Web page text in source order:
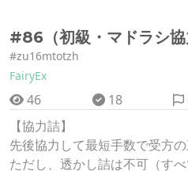
#86（初級・マドラシ協
#zu16mtotzh
FairyEx
46 18
【協力詰】
先後協力して最短手数で受方の
ただし、透かし詰は不可（すべ